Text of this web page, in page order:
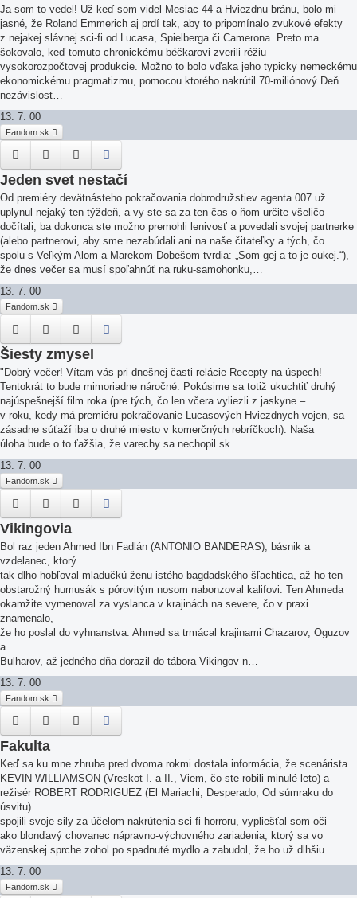
Ja som to vedel! Už keď som videl Mesiac 44 a Hviezdnu bránu, bolo mi
jasné, že Roland Emmerich aj prdí tak, aby to pripomínalo zvukové efekty
z nejakej slávnej sci-fi od Lucasa, Spielberga či Camerona. Preto ma
šokovalo, keď tomuto chronickému béčkarovi zverili réžiu
vysokorozpočtovej produkcie. Možno to bolo vďaka jeho typicky nemeckému
ekonomickému pragmatizmu, pomocou ktorého nakrútil 70-miliónový Deň
nezávislost…
13. 7. 00
Fandom.sk
Jeden svet nestačí
Od premiéry devätnásteho pokračovania dobrodružstiev agenta 007 už
uplynul nejaký ten týždeň, a vy ste sa za ten čas o ňom určite všeličo
dočítali, ba dokonca ste možno premohli lenivosť a povedali svojej partnerke
(alebo partnerovi, aby sme nezabúdali ani na naše čitateľky a tých, čo
spolu s Veľkým Alom a Marekom Dobešom tvrdia: „Som gej a to je oukej.“),
že dnes večer sa musí spoľahnúť na ruku-samohonku,…
13. 7. 00
Fandom.sk
Šiesty zmysel
"Dobrý večer! Vítam vás pri dnešnej časti relácie Recepty na úspech!
Tentokrát to bude mimoriadne náročné. Pokúsime sa totiž ukuchtiť druhý
najúspešnejší film roka (pre tých, čo len včera vyliezli z jaskyne –
v roku, kedy má premiéru pokračovanie Lucasových Hviezdnych vojen, sa
zásadne súťaží iba o druhé miesto v komerčných rebríčkoch). Naša
úloha bude o to ťažšia, že varechy sa nechopil sk
13. 7. 00
Fandom.sk
Vikingovia
Bol raz jeden Ahmed Ibn Fadlán (ANTONIO BANDERAS), básnik a
vzdelanec, ktorý
tak dlho hobľoval mladučkú ženu istého bagdadského šľachtica, až ho ten
obstarožný humusák s pórovitým nosom nabonzoval kalifovi. Ten Ahmeda
okamžite vymenoval za vyslanca v krajinách na severe, čo v praxi
znamenalo,
že ho poslal do vyhnanstva. Ahmed sa trmácal krajinami Chazarov, Oguzov
a
Bulharov, až jedného dňa dorazil do tábora Vikingov n…
13. 7. 00
Fandom.sk
Fakulta
Keď sa ku mne zhruba pred dvoma rokmi dostala informácia, že scenárista
KEVIN WILLIAMSON (Vreskot I. a II., Viem, čo ste robili minulé leto) a
režisér ROBERT RODRIGUEZ (El Mariachi, Desperado, Od súmraku do
úsvitu)
spojili svoje sily za účelom nakrútenia sci-fi horroru, vypliešťal som oči
ako blonďavý chovanec nápravno-výchovného zariadenia, ktorý sa vo
väzenskej sprche zohol po spadnuté mydlo a zabudol, že ho už dlhšiu…
13. 7. 00
Fandom.sk